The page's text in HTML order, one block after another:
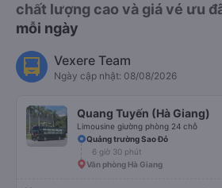
chất lượng cao và giá vé ưu
mỗi ngày
Vexere Team
Ngày cập nhật: 08/08/2026
Quang Tuyến (Hà Giang)
Limousine giường phòng 24 chỗ
Quảng trường Sao Đỏ
6 giờ 30 phút
Văn phòng Hà Giang